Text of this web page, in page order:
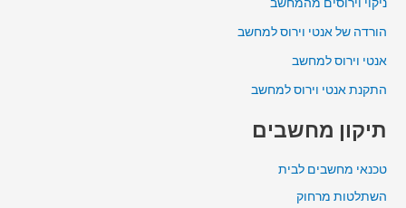
הורדה של אנטי וירוס למחשב
אנטי וירוס למחשב
התקנת אנטי וירוס למחשב
תיקון מחשבים
טכנאי מחשבים לבית
השתלטות מרחוק